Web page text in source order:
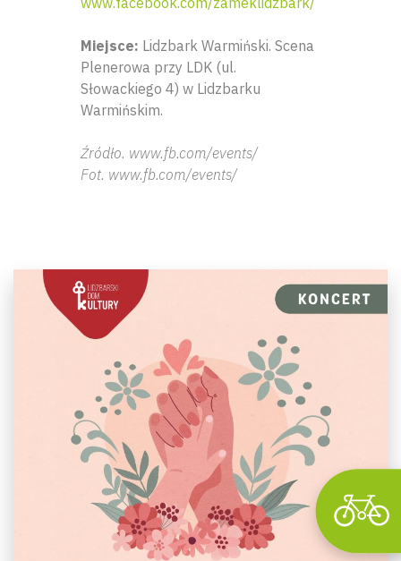
Miejsce: Lidzbark Warmiński. Scena
Plenerowa przy LDK (ul.
Słowackiego 4) w Lidzbarku
Warmińskim.
Źródło. www.fb.com/events/
Fot. www.fb.com/events/